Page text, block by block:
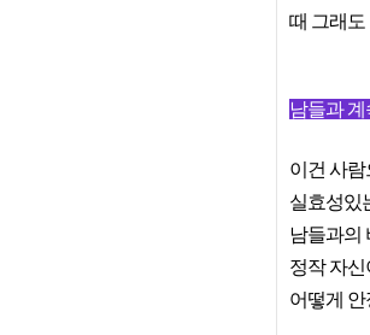
때 그래도
남들과
이건 사
실효성있
남들과의
정작 자
어떻게